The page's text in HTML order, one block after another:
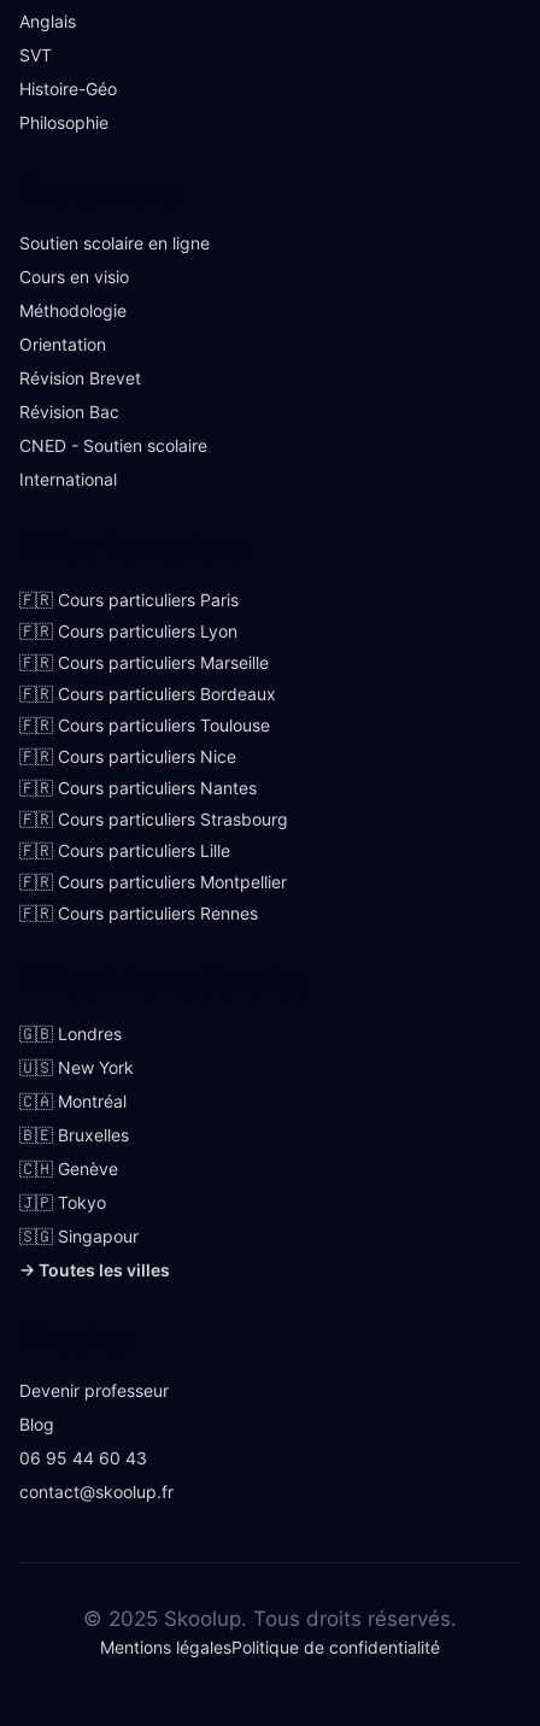
Anglais
SVT
Histoire-Géo
Philosophie
Soutien scolaire en ligne
Cours en visio
Méthodologie
Orientation
Révision Brevet
Révision Bac
CNED - Soutien scolaire
International
🇫🇷 Cours particuliers Paris
🇫🇷 Cours particuliers Lyon
🇫🇷 Cours particuliers Marseille
🇫🇷 Cours particuliers Bordeaux
🇫🇷 Cours particuliers Toulouse
🇫🇷 Cours particuliers Nice
🇫🇷 Cours particuliers Nantes
🇫🇷 Cours particuliers Strasbourg
🇫🇷 Cours particuliers Lille
🇫🇷 Cours particuliers Montpellier
🇫🇷 Cours particuliers Rennes
🇬🇧 Londres
🇺🇸 New York
🇨🇦 Montréal
🇧🇪 Bruxelles
🇨🇭 Genève
🇯🇵 Tokyo
🇸🇬 Singapour
→ Toutes les villes
Devenir professeur
Blog
06 95 44 60 43
contact@skoolup.fr
© 2025 Skoolup. Tous droits réservés.
Mentions légalesPolitique de confidentialité